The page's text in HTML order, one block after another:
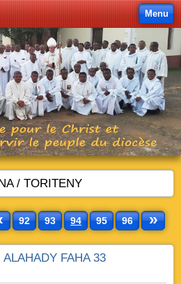
Menu
/ TORITENY
92 93 94 95 96 »
FAHA 33